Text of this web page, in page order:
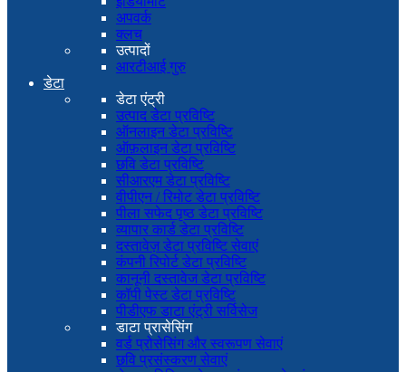
अपवर्क
क्लच
उत्पादों
आरटीआई गुरु
डेटा
डेटा एंट्री
उत्पाद डेटा प्रविष्टि
ऑनलाइन डेटा प्रविष्टि
ऑफ़लाइन डेटा प्रविष्टि
छवि डेटा प्रविष्टि
सीआरएम डेटा प्रविष्टि
वीपीएन / रिमोट डेटा प्रविष्टि
पीला सफेद पृष्ठ डेटा प्रविष्टि
व्यापार कार्ड डेटा प्रविष्टि
दस्तावेज़ डेटा प्रविष्टि सेवाएं
कंपनी रिपोर्ट डेटा प्रविष्टि
कानूनी दस्तावेज डेटा प्रविष्टि
कॉपी पेस्ट डेटा प्रविष्टि
पीडीएफ डाटा एंट्री सर्विसेज
डाटा प्रासेसिंग
वर्ड प्रोसेसिंग और स्वरूपण सेवाएं
छवि प्रसंस्करण सेवाएं